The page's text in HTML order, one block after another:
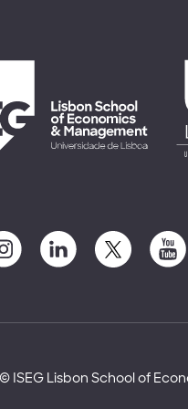
ISEG Lisbon School of